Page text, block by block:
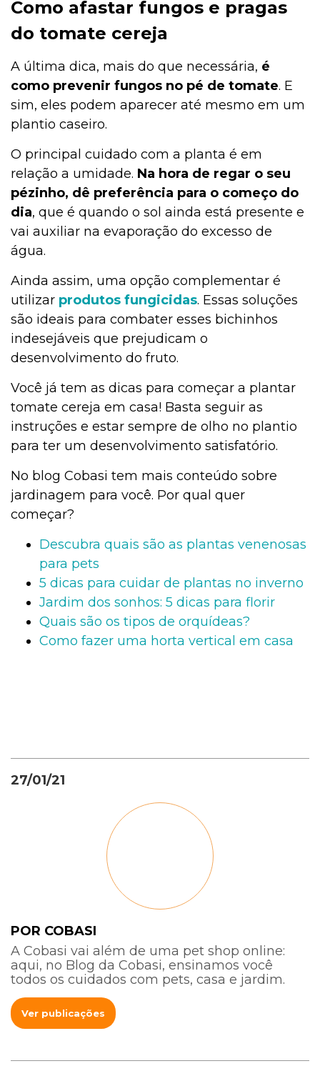
Como afastar fungos e pragas
do tomate cereja
A última dica, mais do que necessária, é
como prevenir fungos no pé de tomate. E
sim, eles podem aparecer até mesmo em um
plantio caseiro.
O principal cuidado com a planta é em
relação a umidade. Na hora de regar o seu
pézinho, dê preferência para o começo do
dia, que é quando o sol ainda está presente e
vai auxiliar na evaporação do excesso de
água.
Ainda assim, uma opção complementar é
utilizar produtos fungicidas. Essas soluções
são ideais para combater esses bichinhos
indesejáveis que prejudicam o
desenvolvimento do fruto.
Você já tem as dicas para começar a plantar
tomate cereja em casa! Basta seguir as
instruções e estar sempre de olho no plantio
para ter um desenvolvimento satisfatório.
No blog Cobasi tem mais conteúdo sobre
jardinagem para você. Por qual quer
começar?
Descubra quais são as plantas venenosas
para pets
5 dicas para cuidar de plantas no inverno
Jardim dos sonhos: 5 dicas para florir
Quais são os tipos de orquídeas?
Como fazer uma horta vertical em casa
27/01/21
POR COBASI
A Cobasi vai além de uma pet shop online:
aqui, no Blog da Cobasi, ensinamos você
todos os cuidados com pets, casa e jardim.
Ver publicações